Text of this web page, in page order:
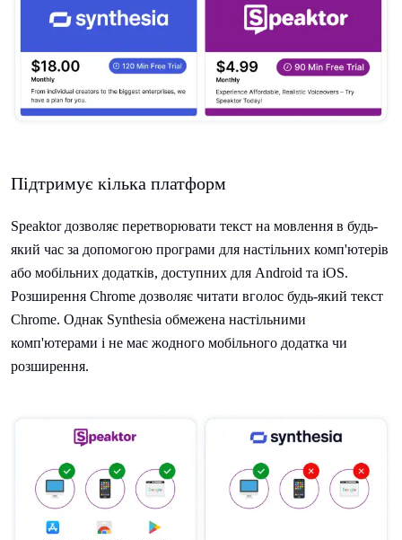
Підтримує кілька платформ
Speaktor дозволяє перетворювати текст на мовлення в будь-
який час за допомогою програми для настільних комп'ютерів
або мобільних додатків, доступних для Android та iOS.
Розширення Chrome дозволяє читати вголос будь-який текст
Chrome. Однак Synthesia обмежена настільними
комп'ютерами і не має жодного мобільного додатка чи
розширення.